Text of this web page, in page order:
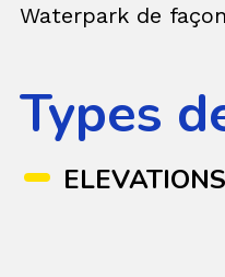
Waterpark de
Types
ELEVATIONS